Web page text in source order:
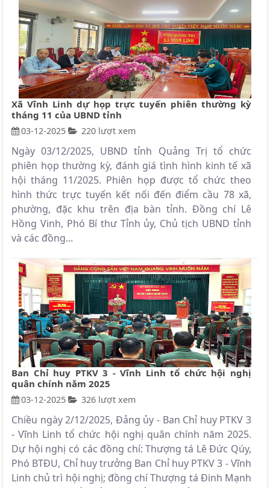
Xã Vĩnh Linh dự họp trực tuyến phiên thường kỳ
tháng 11 của UBND tỉnh
03-12-2025 220 lượt xem
Ngày 03/12/2025, UBND tỉnh Quảng Trị tổ chức
phiên họp thường kỳ, đánh giá tình hình kinh tế xã
hội tháng 11/2025. Phiên họp được tổ chức theo
hình thức trực tuyến kết nối đến điểm cầu 78 xã,
phường, đặc khu trên địa bàn tỉnh. Đồng chí Lê
Hồng Vinh, Phó Bí thư Tỉnh ủy, Chủ tịch UBND tỉnh
và các đồng...
Ban Chỉ huy PTKV 3 - Vĩnh Linh tổ chức hội nghị
quân chính năm 2025
03-12-2025 326 lượt xem
Chiều ngày 2/12/2025, Đảng ủy - Ban Chỉ huy PTKV 3
- Vĩnh Linh tổ chức hội nghị quân chính năm 2025.
Dự hội nghị có các đồng chí: Thượng tá Lê Đức Qúy,
Phó BTĐU, Chỉ huy trưởng Ban Chỉ huy PTKV 3 - Vĩnh
Linh chủ trì hội nghị; đồng chí Thượng tá Đinh Mạnh